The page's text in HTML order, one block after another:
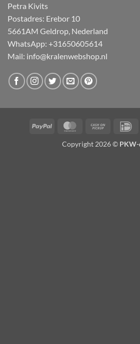
Petra Kivits
Postadres: Erebor 10
5661AM Geldrop, Nederland
WhatsApp: +31650605614
Mail: info@kralenwebshop.nl
PayPal MasterCardCash
Pickup
Copyright 2026 © PKW-